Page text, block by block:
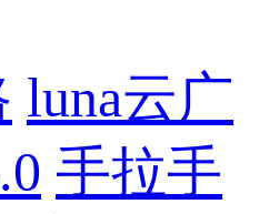
luna云广
手拉手